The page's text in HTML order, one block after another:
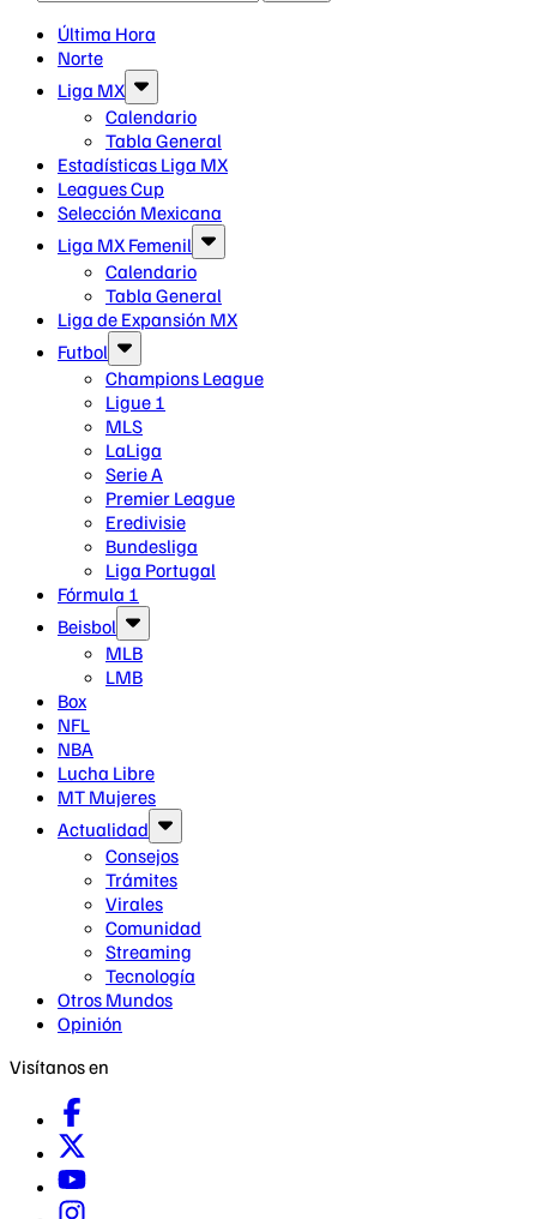
Última Hora
Norte
Liga MX
Calendario
Tabla General
Estadísticas Liga MX
Leagues Cup
Selección Mexicana
Liga MX Femenil
Calendario
Tabla General
Liga de Expansión MX
Futbol
Champions League
Ligue 1
MLS
LaLiga
Serie A
Premier League
Eredivisie
Bundesliga
Liga Portugal
Fórmula 1
Beisbol
MLB
LMB
Box
NFL
NBA
Lucha Libre
MT Mujeres
Actualidad
Consejos
Trámites
Virales
Comunidad
Streaming
Tecnología
Otros Mundos
Opinión
Visítanos en